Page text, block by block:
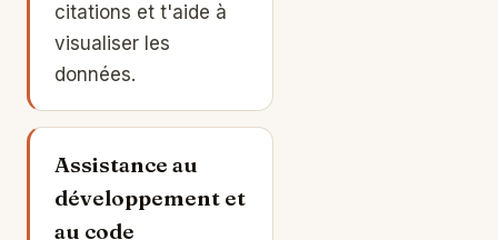
citations et t'aide à
visualiser les
données.
Assistance au
développement et
au code